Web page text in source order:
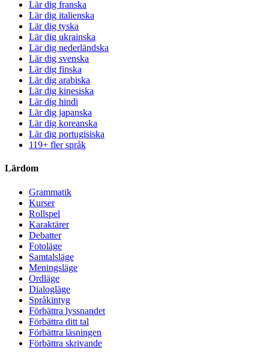
Lär dig franska
Lär dig italienska
Lär dig tyska
Lär dig ukrainska
Lär dig nederländska
Lär dig svenska
Lär dig finska
Lär dig arabiska
Lär dig kinesiska
Lär dig hindi
Lär dig japanska
Lär dig koreanska
Lär dig portugisiska
119+ fler språk
Lärdom
Grammatik
Kurser
Rollspel
Karaktärer
Debatter
Fotoläge
Samtalsläge
Meningsläge
Ordläge
Dialogläge
Språkintyg
Förbättra lyssnandet
Förbättra ditt tal
Förbättra läsningen
Förbättra skrivande